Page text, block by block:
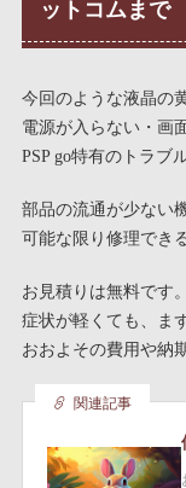
ットコムまで
今回のような液晶の
電源が入らない・画
PSP go特有のトラブ
部品の流通が少ない
可能な限り修理でき
お見積りは無料です。
症状が軽くても、ま
おおよその費用や納
関連記事